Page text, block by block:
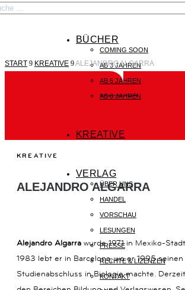
BÜCHER
COMING SOON
AB 3 JAHREN
AB 6 JAHREN
AB 8 JAHREN
KREATIVE
VERLAG
ÜBER UNS
HANDEL
VORSCHAU
LESUNGEN
PRESSE
RECHTE & LIZENZEN
KONTAKT
START
KREATIVE
VERLAG
KONTAKT
14B
80801
START 9 KREATIVE 9ALEJANDRO ALGARRA
©Alejandro Algarra
KREATIVE
ALEJANDRO ALGARRA
Alejandro Algarra wurde 1971 in Mexiko-
1983 lebt er in Barcelona, wo er 1995 seinen
Studienabschluss in Biologie machte.